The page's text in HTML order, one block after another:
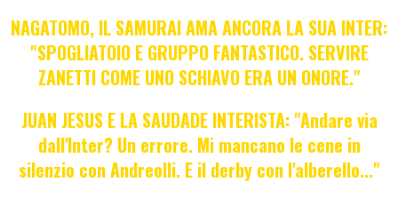
NAGATOMO, IL SAMURAI AMA ANCORA LA SUA INTER:
"SPOGLIATOIO E GRUPPO FANTASTICO. SERVIRE
ZANETTI COME UNO SCHIAVO ERA UN ONORE."
JUAN JESUS E LA SAUDADE INTERISTA: "Andare via
dall'Inter? Un errore. Mi mancano le cene in
silenzio con Andreolli. E il derby con l'alberello..."